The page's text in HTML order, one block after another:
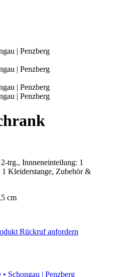
trg., Innneneinteilung: 1
Kleiderstange, Zubehör &
cm
Rückruf anfordern